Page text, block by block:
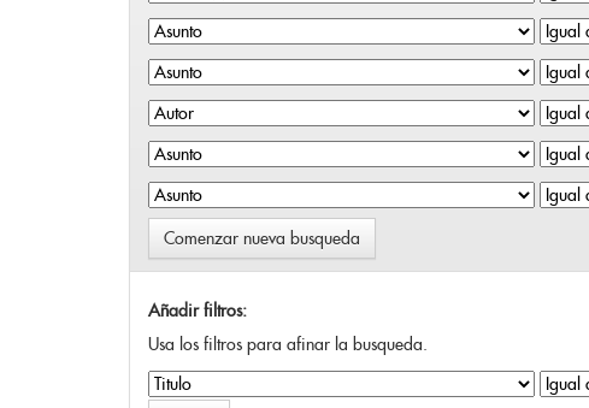
Comenzar nueva busqueda
Añadir filtros:
Usa los filtros para afinar la busqueda.